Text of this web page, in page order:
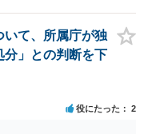
いて、所属庁が独
分」との判断を下
役にたった 2